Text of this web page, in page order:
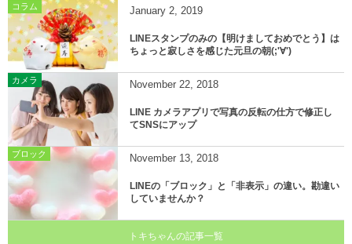
コラム January 2, 2019
LINEスタンプのみの【明けましておめでとう】は
ちょっと寂しさを感じた元旦の朝(;'∀')
カメラ November 22, 2018
LINE カメラアプリで写真の反転の仕方で修正し
てSNSにアップ
ブロック November 13, 2018
LINEの「ブロック」と「非表示」の違い。勘違い
していませんか？
トキちゃんの記事一覧